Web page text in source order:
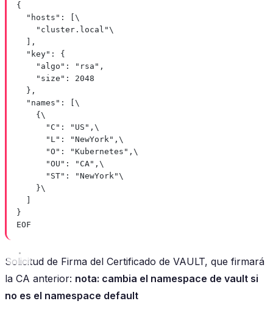
{
"hosts": [\
"cluster.local"\
],
"key": {
"algo": "rsa",
"size": 2048
},
"names": [\
{\
"C": "US",\
"L": "NewYork",\
"O": "Kubernetes",\
"OU": "CA",\
"ST": "NewYork"\
}\
}
EOF
Solicitud de Firma del Certificado de VAULT, que firmará
la CA anterior: nota: cambia el namespace de vault si
no es el namespace default